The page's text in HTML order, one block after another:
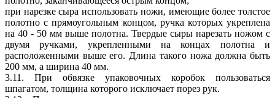
при нарезке сыра использовать ножи, имеющие более толстое
полотно с прямоугольным концом, ручка которых укреплена
на 40 - 50 мм выше полотна. Твердые сыры нарезать ножом с
двумя ручками, укрепленными на концах полотна и
расположенными выше его. Длина такого ножа должна быть
200 мм, а ширина 40 мм.
3.11. При обвязке упаковочных коробок пользоваться
шпагатом, толщина которого исключает порез рук.